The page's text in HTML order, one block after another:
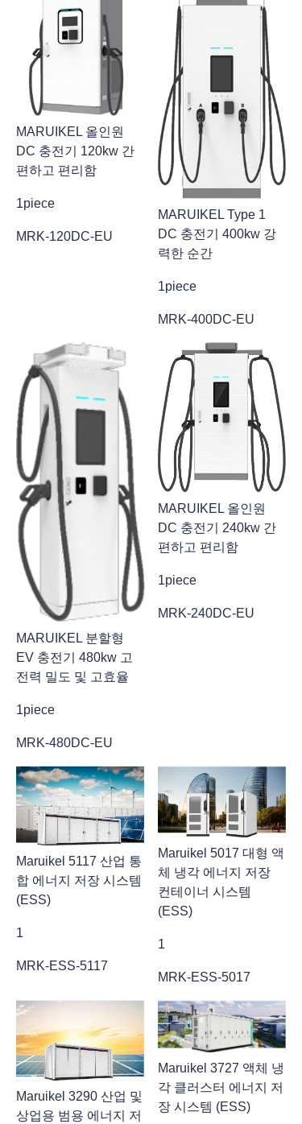
MARUIKEL 올인원
DC 충전기 120kw 간
편하고 편리함
1piece
MRK-120DC-EU
MARUIKEL Type 1
DC 충전기 400kw 강
력한 순간
1piece
MRK-400DC-EU
MARUIKEL 분할형
EV 충전기 480kw 고
전력 밀도 및 고효율
1piece
MRK-480DC-EU
MARUIKEL 올인원
DC 충전기 240kw 간
편하고 편리함
1piece
MRK-240DC-EU
Maruikel 5117 산업 통
합 에너지 저장 시스템
(ESS)
1
MRK-ESS-5117
Maruikel 5017 대형 액
체 냉각 에너지 저장
컨테이너 시스템
(ESS)
1
MRK-ESS-5017
Maruikel 3290 산업 및
상업용 범용 에너지 저
Maruikel 3727 액체 냉
각 클러스터 에너지 저
장 시스템 (ESS)